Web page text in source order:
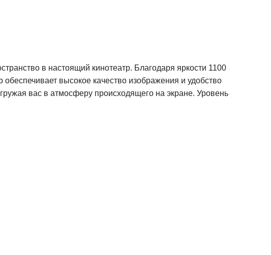
в настоящий кинотеатр. Благодаря яркости 1100
высокое качество изображения и удобство
вас в атмосферу происходящего на экране. Уровень